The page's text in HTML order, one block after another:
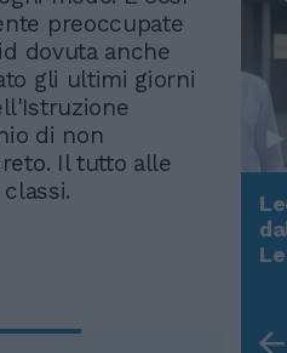
preoccupate
dovuta anche
gli ultimi giorni
di non
Il tutto alle